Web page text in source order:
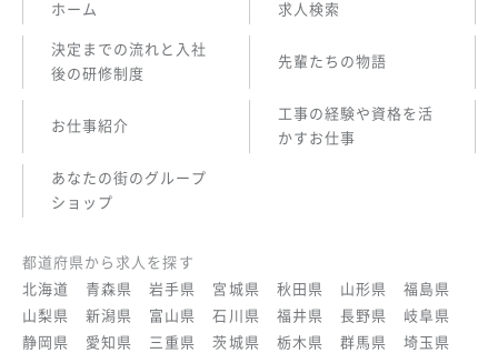
ホーム 求人検索
決定までの流れと入社
後の研修制度
先輩たちの物語
お仕事紹介
工事の経験や資格を活
かすお仕事
あなたの街のグループ
ショップ
都道府県から求人を探す
北海道
青森県 岩手県 宮城県 秋田県 山形県
福島県
山梨県
新潟県 富山県 石川県 福井県 長野県
岐阜県
静岡県
愛知県 三重県 茨城県 栃木県 群馬県
埼玉県